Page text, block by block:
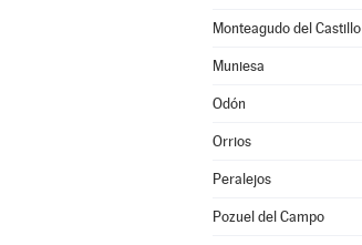
Monteagudo del Castillo
Muniesa
Odón
Orrios
Peralejos
Pozuel del Campo